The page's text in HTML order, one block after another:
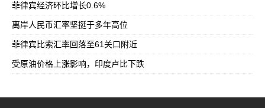
菲律宾经济环比增长0.6%
离岸人民币汇率坚挺于多年高位
菲律宾比索汇率回落至61关口附近
受原油价格上涨影响，印度卢比下跌